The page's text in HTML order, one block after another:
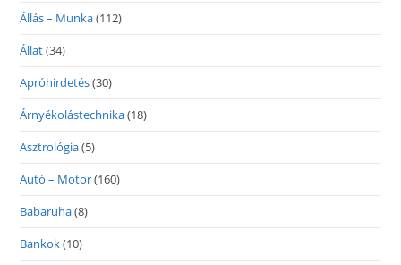
Állás – Munka(112)
Állat(34)
Apróhirdetés(30)
Árnyékolástechnika(18)
Asztrológia(5)
Autó – Motor(160)
Babaruha(8)
Bankok(10)